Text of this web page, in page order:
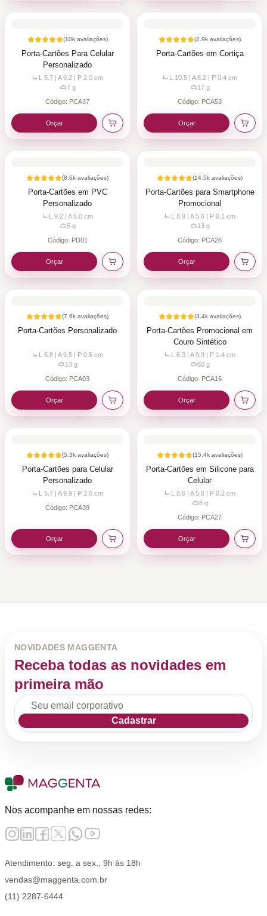
(10kavaliações)
Porta-Cartões Para Celular
Personalizado
L 5.7 | A 9.2 | P 2.0 cm
7g
Código: PCA37
Orçar
(2.9k avaliações)
Porta-Cartões em Cortiça
L 10.5 | A 8.2 | P 0.4 cm
17g
Código: PCA53
Orçar
(8.6k avaliações)
Porta-Cartões em PVC
Personalizado
L 9.2 | A 6.0 cm
5g
Código: PD01
Orçar
(14.5k avaliações)
Porta-Cartões para Smartphone
Promocional
L 8.9 | A 5.6 | P 0.1 cm
13g
Código: PCA26
Orçar
(7.6k avaliações)
Porta-Cartões Personalizado
L 5.8 | A 9.5 | P 0.5 cm
13g
Código: PCA03
Orçar
(3.4k avaliações)
Porta-Cartões Promocional em
Couro Sintético
L 6.3 | A 9.9 | P 1.4 cm
60g
Código: PCA16
Orçar
(5.3k avaliações)
Porta-Cartões para Celular
Personalizado
L 5.7 | A 9.9 | P 2.6 cm
Código: PCA39
Orçar
(15.4k avaliações)
Porta-Cartões em Silicone para
Celular
L 8.6 | A 5.6 | P 0.2 cm
8g
Código: PCA27
Orçar
NOVIDADES MAGGENTA
Receba todas as novidades em
primeira mão
Cadastrar
Nos acompanhe em nossas redes:
Atendimento: seg. a sex., 9h às 18h
vendas@maggenta.com.br
(11) 2287-6444